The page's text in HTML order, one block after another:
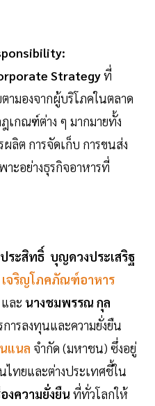
Strategyที่
ามองจากผู้บริโภคในตลาด
กณฑ์ต่าง ๆ มากมายทั้ง
ลิต การจัดเก็บ การขนส่ง
าะอย่างธุรกิจอาหารที่
ระสิทธิ์ บุญดวงประเสริฐ
เจริญโภคภัณฑ์อาหาร
และ นางชมพรรณ กุล
ารลงทุนและความยั่งยืน
แนล จำกัด (มหาชน) ซึ่งอยู่
ไทยและต่างประเทศชี้ใน
งความยั่งยืน ที่ทั่วโลกให้